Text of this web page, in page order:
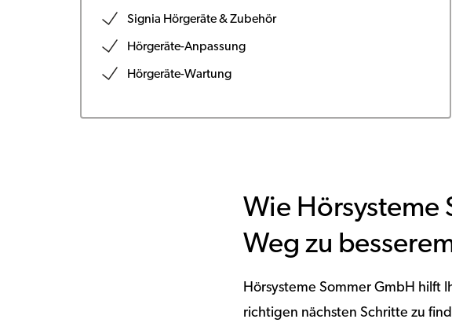
Signia Hörgeräte & Zubehör
Hörgeräte-Anpassung
Hörgeräte-Wartung
Wie Hörsysteme
Weg zu
Hörsysteme Sommer GmbH hilft
richtigen nächsten Schritte zu